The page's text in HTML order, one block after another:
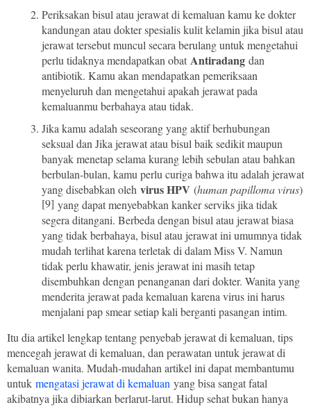
Periksakan bisul atau jerawat di kemaluan kamu ke dokter
kandungan atau dokter spesialis kulit kelamin jika bisul atau
jerawat tersebut muncul secara berulang untuk mengetahui
perlu tidaknya mendapatkan obat Antiradang dan
antibiotik. Kamu akan mendapatkan pemeriksaan
menyeluruh dan mengetahui apakah jerawat pada
kemaluanmu berbahaya atau tidak.
Jika kamu adalah seseorang yang aktif berhubungan
seksual dan Jika jerawat atau bisul baik sedikit maupun
banyak menetap selama kurang lebih sebulan atau bahkan
berbulan-bulan, kamu perlu curiga bahwa itu adalah jerawat
yang disebabkan oleh virus HPV (human papilloma virus)
[9] yang dapat menyebabkan kanker serviks jika tidak
segera ditangani. Berbeda dengan bisul atau jerawat biasa
yang tidak berbahaya, bisul atau jerawat ini umumnya tidak
mudah terlihat karena terletak di dalam Miss V. Namun
tidak perlu khawatir, jenis jerawat ini masih tetap
disembuhkan dengan penanganan dari dokter. Wanita yang
menderita jerawat pada kemaluan karena virus ini harus
menjalani pap smear setiap kali berganti pasangan intim.
Itu dia artikel lengkap tentang penyebab jerawat di kemaluan, tips
mencegah jerawat di kemaluan, dan perawatan untuk jerawat di
kemaluan wanita. Mudah-mudahan artikel ini dapat membantumu
untuk mengatasi jerawat di kemaluan yang bisa sangat fatal
akibatnya jika dibiarkan berlarut-larut. Hidup sehat bukan hanya